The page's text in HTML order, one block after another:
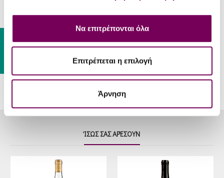
Να επιτρέπονται όλα
Επιτρέπεται η επιλογή
Άρνηση
Θερμοκρασία
Σερβιρίσματος
ΊΣΩΣ ΣΑΣ ΑΡΈΣΟΥΝ
Gift Card